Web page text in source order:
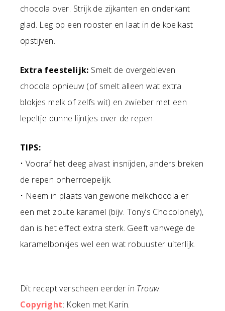
chocola over. Strijk de zijkanten en onderkant
glad. Leg op een rooster en laat in de koelkast
opstijven.
Extra feestelijk: Smelt de overgebleven
chocola opnieuw (of smelt alleen wat extra
blokjes melk of zelfs wit) en zwieber met een
lepeltje dunne lijntjes over de repen.
TIPS:
• Vooraf het deeg alvast insnijden, anders breken
de repen onherroepelijk.
• Neem in plaats van gewone melkchocola er
een met zoute karamel (bijv. Tony’s Chocolonely),
dan is het effect extra sterk. Geeft vanwege de
karamelbonkjes wel een wat robuuster uiterlijk.
Dit recept verscheen eerder in Trouw.
Copyright: Koken met Karin.